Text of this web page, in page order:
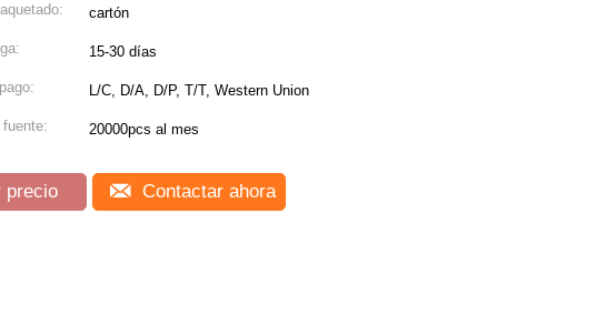
cartón
15-30 días
L/C, D/A, D/P, T/T, Western Union
20000pcs al mes
precio Contactar ahora